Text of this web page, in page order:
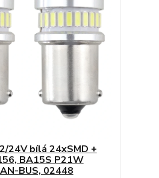
24V bílá 24xSMD +
BA15S P21W
BUS, 02448